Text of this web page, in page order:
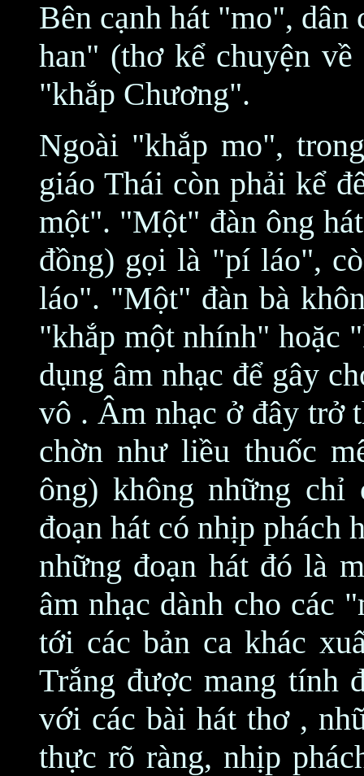
Bên cạnh hát "mo",
han" (thơ kể chuyện
"khắp Chương".
Ngoài "khắp mo",
giáo Thái còn phải kể
một". "Một" đàn ông
đồng) gọi là "pí láo",
láo". "Một" đàn bà
"khắp một nhính"
dụng âm nhạc để gây
vô . Âm nhạc ở đây trở
chờn như liều thuốc
ông) không những
đoạn hát có nhịp phách
những đoạn hát đó là
âm nhạc dành cho các
tới các bản ca khác
Trắng được mang tính
với các bài hát thơ ,
thực rõ ràng, nhịp